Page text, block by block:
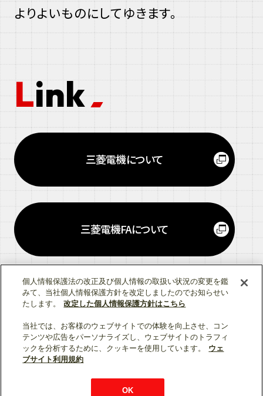
よりよいものにしてゆきます。
Link
三菱電機について
三菱電機FA
エ
エ
ー
について
ソーシャルメディア公式アカウント一覧
個人情報保護
© Mitsubishi Electric Corporation
個人情報保護法の改正及び個人情報の取扱い状況の変更を鑑
みて、当社個人情報保護方針を改定しましたのでお知らせい
たします。
改定した個人情報保護方針はこちら
当社では、お客様のウェブサイトでの体験を向上させ、コン
テンツや広告をパーソナライズし、ウェブサイトのトラフィ
ックを分析するために、クッキーを使用しています。
ウェ
ブサイト利用規約
OK